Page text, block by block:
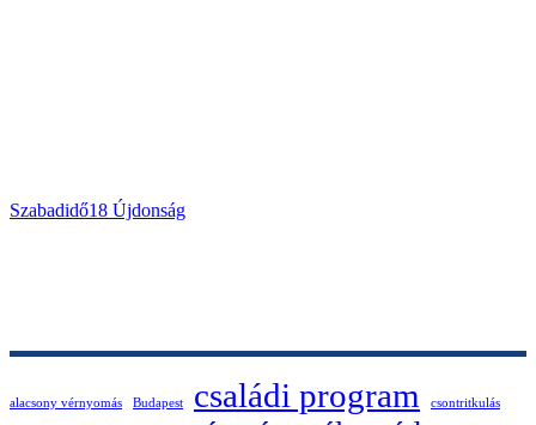
Szabadidő18 Újdonság
alacsony vérnyomás Budapest családi program csontritkulás